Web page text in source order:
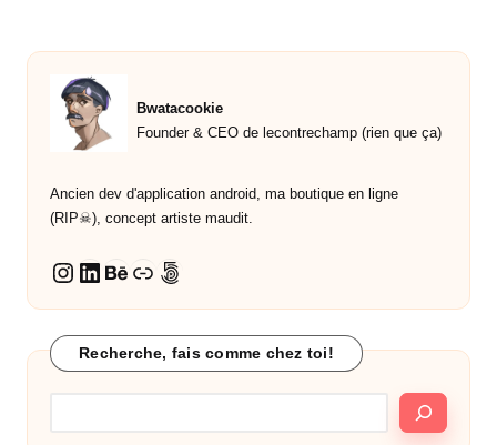
Bwatacookie
Founder & CEO de lecontrechamp (rien que ça)
Ancien dev d'application android, ma boutique en ligne
(RIP☠︎︎), concept artiste maudit.
Instagram
LinkedIn
Behance
Lien500px
Recherche, fais comme chez toi!